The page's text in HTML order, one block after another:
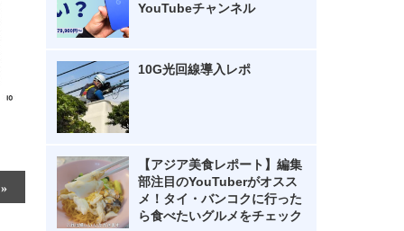
YouTubeチャンネル
10G光回線導入レポ
【アジア美食レポート】編集
部注目のYouTuberがオスス
メ！タイ・バンコクに行った
ら食べたいグルメをチェック